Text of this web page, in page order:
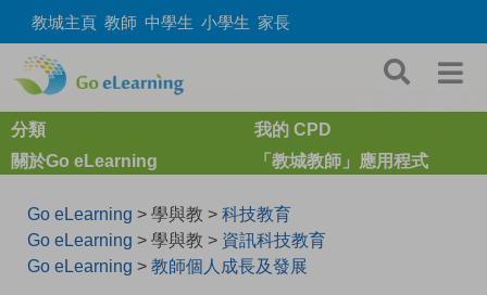
教城主頁 教師 中學生 小學生 家長
分類
我的 CPD
關於Go eLearning
「教城教師」應用程式
Go eLearning > 學與教 > 科技教育
Go eLearning > 學與教 > 資訊科技教育
Go eLearning > 教師個人成長及發展